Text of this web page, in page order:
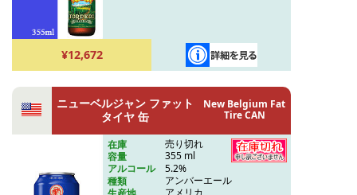
¥12,672
ニューベルジャン ファット
タイヤ 缶
New Belgium Fat
Tire CAN
在庫
売り切れ
容量
355 ml
アルコール
5.2%
種類
アンバーエール
アメリカ